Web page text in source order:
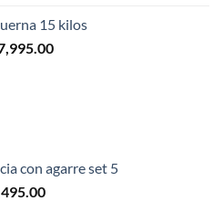
15 kilos
El
con agarre set 5
El